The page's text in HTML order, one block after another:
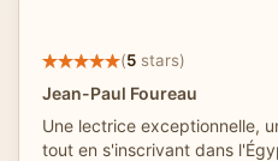
(5 stars)
Jean-Paul Foureau
Une lectrice exceptionnelle,
tout en s'inscrivant dans